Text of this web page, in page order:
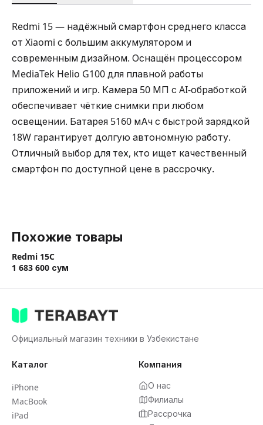
Redmi 15 — надёжный смартфон среднего класса
от Xiaomi с большим аккумулятором и
современным дизайном. Оснащён процессором
MediaTek Helio G100 для плавной работы
приложений и игр. Камера 50 МП с AI-обработкой
обеспечивает чёткие снимки при любом
освещении. Батарея 5160 мАч с быстрой зарядкой
18W гарантирует долгую автономную работу.
Отличный выбор для тех, кто ищет качественный
смартфон по доступной цене в рассрочку.
Похожие товары
Redmi 15C
1 683 600 сум
Официальный магазин техники в Узбекистане
Каталог
iPhone
MacBook
iPad
Компания
О нас
Филиалы
Рассрочка